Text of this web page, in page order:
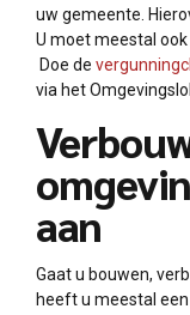
uw gemeente.
U moet meestal ook
Doe de
via het
aan
Gaat u bouwen,
heeft u meestal een